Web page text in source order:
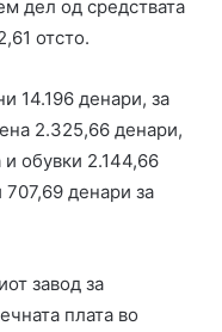
дел од средствата
отсто.
14.196 денари, за
2.325,66 денари,
и обувки 2.144,66
707,69 денари за
завод за
плата во